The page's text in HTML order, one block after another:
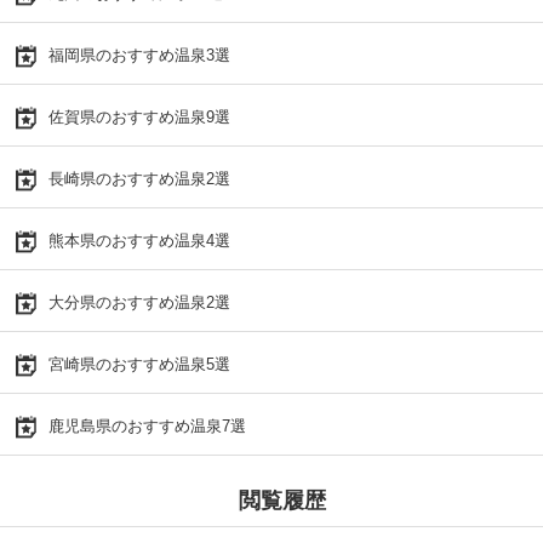
福岡県のおすすめ温泉3選
佐賀県のおすすめ温泉9選
長崎県のおすすめ温泉2選
熊本県のおすすめ温泉4選
大分県のおすすめ温泉2選
宮崎県のおすすめ温泉5選
鹿児島県のおすすめ温泉7選
閲覧履歴